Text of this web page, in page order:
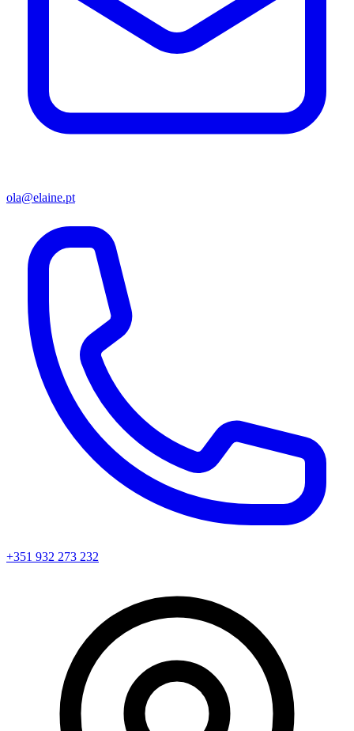
ola@elaine.pt
+351 932 273 232